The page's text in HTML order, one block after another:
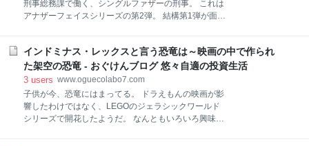
倍嫌い 日本は本当に大丈夫なのか 安倍総理の辞任表明
応えられる状態でなくなる以上、首相の地位にあり続
けるべきではないと判断した」。 本当に無念だろう。
いろいろやりたかったことはあっただろうに。 北朝
刑事総務課で働く、シングルファザーの刑事。 これは
アナザーフェイスシリーズの第2弾。 結構第1弾が面白
前作の続きと言うか、連ドラを見ているような感覚
で。 アナザーフェイスシリーズは、いまいちシリーズ
タイトルがしっくりこないんですけどね。 なんかもっ
と特殊能力かなって思ってたりもしたんですが、まっ
たく違っていましたね。 なんか感覚と言うか。 まぁ、
見た目と違い、かなり優秀で、上から期待されている
インドミナス・レックスと言う恐竜は～映画の中で作られ
た架空の恐竜 - おぐけんブログ 悠々自適の投資生活
3 users www.oguecolabo7.com
子供が今、恐竜にはまってる。 ドラえもんの映画が影
響したわけではなく、LEGOのジェラシックワールド
シリーズで開花したようだ。 なんともいろいろ興味が